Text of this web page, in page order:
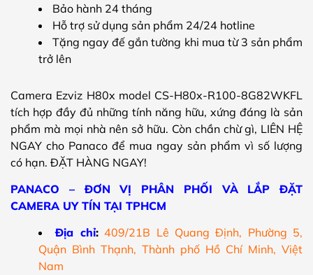
Bảo hành 24 tháng
Hỗ trợ sử dụng sản phẩm 24/24 hotline
Tặng ngay đế gắn tường khi mua từ 3 sản phẩm
trở lên
Camera Ezviz H80x model CS-H80x-R100-8G82WKFL
tích hợp đầy đủ những tính năng hữu, xứng đáng là sản
phẩm mà mọi nhà nên sở hữu. Còn chần chừ gì, LIÊN HỆ
NGAY cho Panaco để mua ngay sản phẩm vì số lượng
có hạn. ĐẶT HÀNG NGAY!
PANACO – ĐƠN VỊ PHÂN PHỐI VÀ LẮP ĐẶT
CAMERA UY TÍN TẠI TPHCM
Địa chỉ: 409/21B Lê Quang Định, Phường 5,
Quận Bình Thạnh, Thành phố Hồ Chí Minh, Việt
Nam